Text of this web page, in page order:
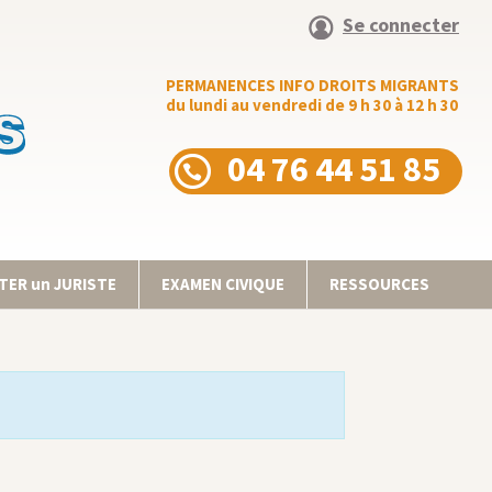
Se connecter
PERMANENCES INFO DROITS MIGRANTS
du lundi au vendredi de 9 h 30 à 12 h 30
04 76 44 51 85
un JURISTE EXAMEN CIVIQUE RESSOURCES